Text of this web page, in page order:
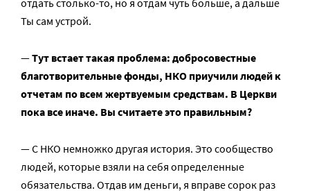
отдать столько-то, но я отдам чуть больше, а дальше
Ты сам устрой.
—Тут встает такая проблема: добросовестные
благотворительные фонды, НКО приучили людей к
отчетам по всем жертвуемым средствам. В Церкви
пока все иначе. Вы считаете это правильным?
— С НКО немножко другая история. Это сообщество
людей, которые взяли на себя определенные
обязательства. Отдав им деньги, я вправе сорок раз